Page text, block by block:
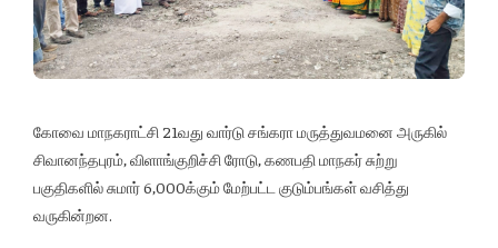
கோவை மாநகராட்சி 21வது வார்டு சங்கரா மருத்துவமனை அருகில்
சிவானந்தபுரம், விளாங்குறிச்சி ரோடு, கணபதி மாநகர் சுற்று
பகுதிகளில் சுமார் 6,000க்கும் மேற்பட்ட குடும்பங்கள் வசித்து
வருகின்றன.